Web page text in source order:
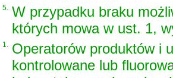
5. W przypadku braku
których mowa w ust. 1,
1. Operatorów produktów i
kontrolowane lub